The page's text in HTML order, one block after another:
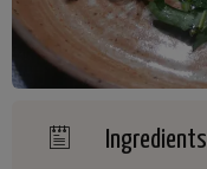
Ingredients